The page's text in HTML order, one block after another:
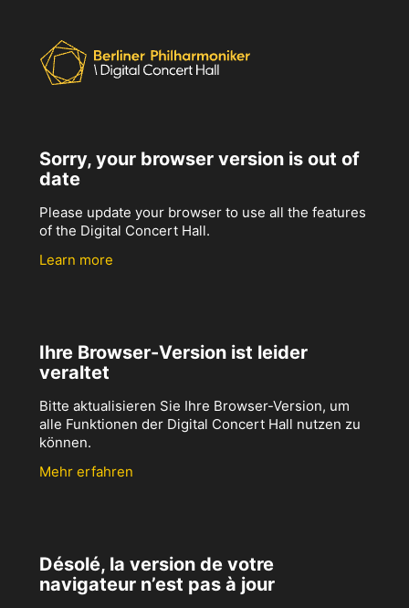
Sorry, your browser version is out of
date
Please update your browser to use all the features
of the Digital Concert Hall.
Learn more
Ihre Browser-Version ist leider
veraltet
Bitte aktualisieren Sie Ihre Browser-Version, um
alle Funktionen der Digital Concert Hall nutzen zu
können.
Mehr erfahren
Désolé, la version de votre
navigateur n’est pas à jour